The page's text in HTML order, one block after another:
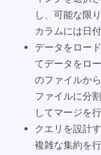
し、可能な限
カラムには日
データをロー
てデータをロ
のファイルか
ファイルに分
してマージを行
クエリを設計
複雑な集約を